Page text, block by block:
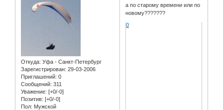
Откуда: Уфа - Санкт-Петербург
Зарегистрирован: 29-03-2006
Приглашений: 0
Сообщений: 311
Уважение: [+0/-0]
Позитив: [+0/-0]
Пол: Мужской
а по старому времени или по
новому???????
0